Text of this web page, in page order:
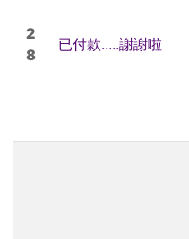
2
8
已付款.....謝謝啦